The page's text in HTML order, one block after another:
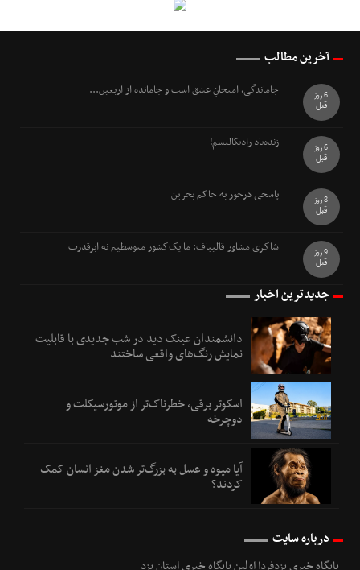
آخرین مطالب
جاماندگی، امتحانِ عشق است و جامانده از اربعین...
6 روز
قبل
زنده‌باد رادیکالیسم!
6 روز
قبل
پاسخی درخور به حاکم بحرین
8 روز
قبل
شاکری مشاور قالیباف: ما یک‌کشور متوسطیم نه ابرقدرت
9 روز
قبل
جدیدترین اخبار
دانشمندان عینک دید در شب جدیدی با قابلیت
نمایش رنگ‌های واقعی ساختند
اسکوتر برقی، خطرناک‌تر از موتورسیکلت و
دوچرخه
آیا میوه و عسل به بزرگ‌تر شدن مغز انسان کمک
کردند؟
درباره سایت